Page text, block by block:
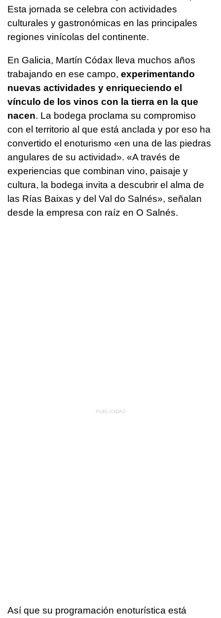
Esta jornada se celebra con actividades
culturales y gastronómicas en las principales
regiones vinícolas del continente.
En Galicia, Martín Códax lleva muchos años
trabajando en ese campo, experimentando
nuevas actividades y enriqueciendo el
vínculo de los vinos con la tierra en la que
nacen. La bodega proclama su compromiso
con el territorio al que está anclada y por eso ha
convertido el enoturismo «en una de las piedras
angulares de su actividad». «A través de
experiencias que combinan vino, paisaje y
cultura, la bodega invita a descubrir el alma de
las Rías Baixas y del Val do Salnés», señalan
desde la empresa con raíz en O Salnés.
Así que su programación enoturística está